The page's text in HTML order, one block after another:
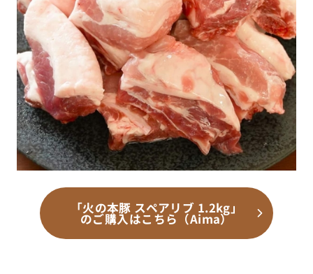
「火の本豚 スペアリブ 1.2kg」
のご購入はこちら（Aima）